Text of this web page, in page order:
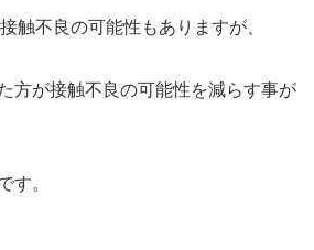
触不良の可能性もありますが、
方が接触不良の可能性を減らす事が
す。